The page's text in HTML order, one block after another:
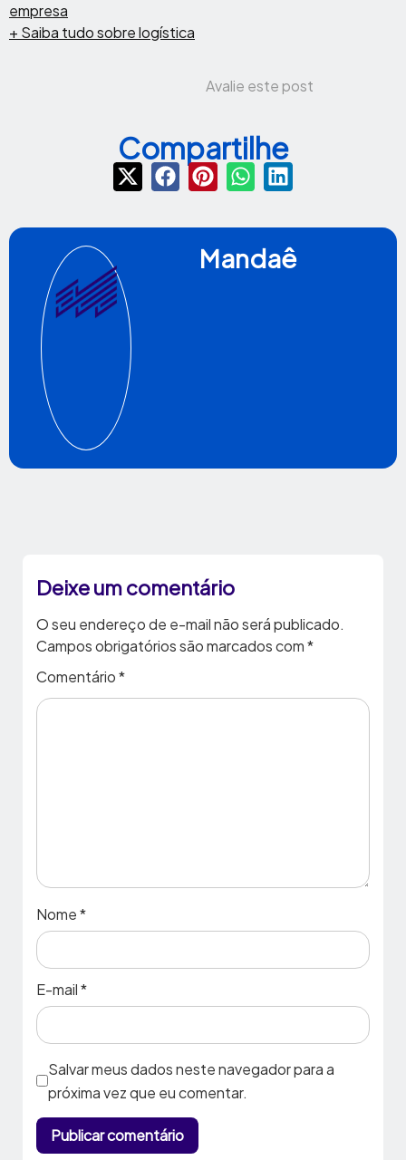
empresa
+ Saiba tudo sobre logística
Avalie este post
Compartilhe
Mandaê
Deixe um comentário
O seu endereço de e-mail não será publicado.
Campos obrigatórios são marcados com*
Comentário*
Nome*
E-mail*
Salvar meus dados neste navegador para a
próxima vez que eu comentar.